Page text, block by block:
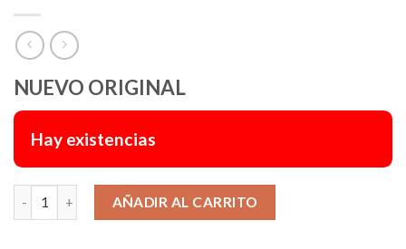
NUEVO ORIGINAL
Hay existencias
AÑADIR AL CARRITO